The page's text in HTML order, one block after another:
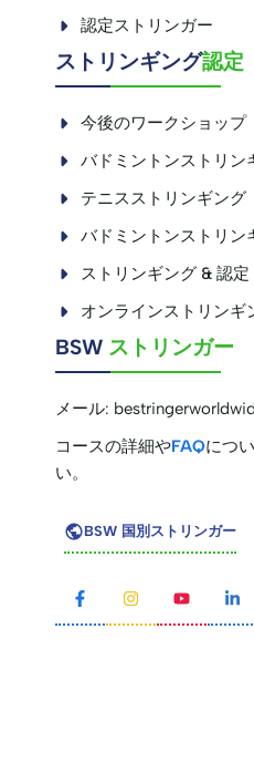
認定ストリンガー
ストリンギング認定
今後のワークショップ
バドミントンストリン
テニスストリンギング
バドミントンストリン
ストリンギング & 認定
オンラインストリンギ
BSW ストリンガー
メール:
コースの詳細やFAQにつ
い。
BSW 国別ストリンガー